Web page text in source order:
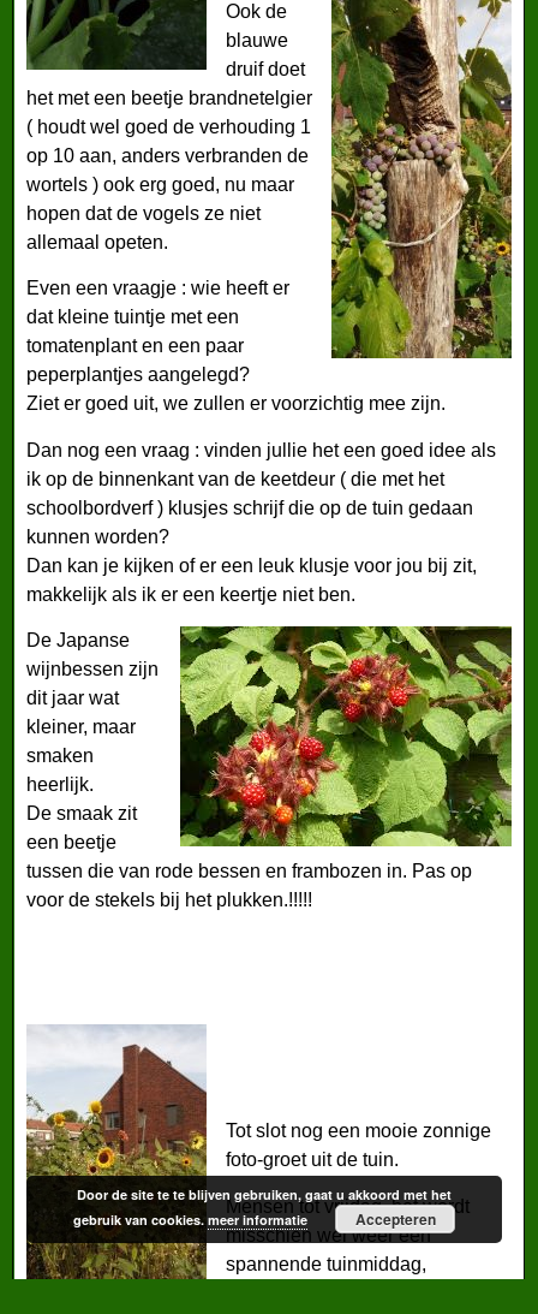
Ook de
blauwe
druif doet
het met een beetje brandnetelgier
( houdt wel goed de verhouding 1
op 10 aan, anders verbranden de
wortels ) ook erg goed, nu maar
hopen dat de vogels ze niet
allemaal opeten.
Even een vraagje : wie heeft er
dat kleine tuintje met een
tomatenplant en een paar
peperplantjes aangelegd?
Ziet er goed uit, we zullen er voorzichtig mee zijn.
Dan nog een vraag : vinden jullie het een goed idee als
ik op de binnenkant van de keetdeur ( die met het
schoolbordverf ) klusjes schrijf die op de tuin gedaan
kunnen worden?
Dan kan je kijken of er een leuk klusje voor jou bij zit,
makkelijk als ik er een keertje niet ben.
De Japanse
wijnbessen zijn
dit jaar wat
kleiner, maar
smaken
heerlijk.
De smaak zit
een beetje
tussen die van rode bessen en frambozen in. Pas op
voor de stekels bij het plukken.!!!!!
Tot slot nog een mooie zonnige
foto-groet uit de tuin.
Mensen tot vrijdag, het wordt
misschien wel weer een
spannende tuinmiddag,
Door de site te te blijven gebruiken, gaat u akkoord met het
gebruik van cookies.meer informatie Accepteren